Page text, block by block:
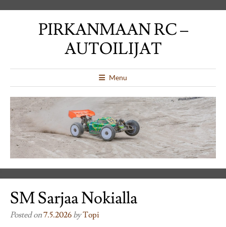
PIRKANMAAN RC –
AUTOILIJAT
Menu
SM Sarjaa Nokialla
Posted on7.5.2026 byTopi